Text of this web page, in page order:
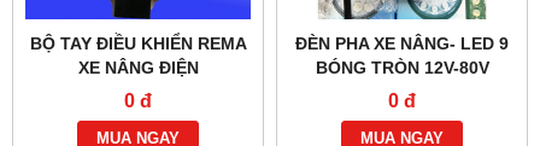
BỘ TAY ĐIỀU KHIỂN REMA
XE NÂNG ĐIỆN
0 đ
MUA NGAY
ĐÈN PHA XE NÂNG- LED 9
BÓNG TRÒN 12V-80V
0 đ
MUA NGAY